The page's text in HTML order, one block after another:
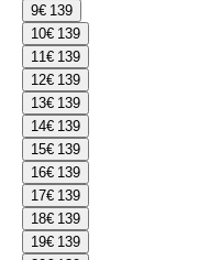
9€ 139
10€ 139
11€ 139
12€ 139
13€ 139
14€ 139
15€ 139
16€ 139
17€ 139
18€ 139
19€ 139